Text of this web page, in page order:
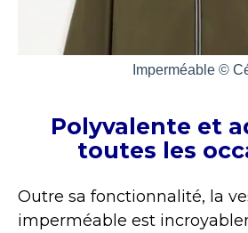
Imperméable ©
Polyvalente et
toutes les
Outre sa fonctionnalité, la
imperméable est